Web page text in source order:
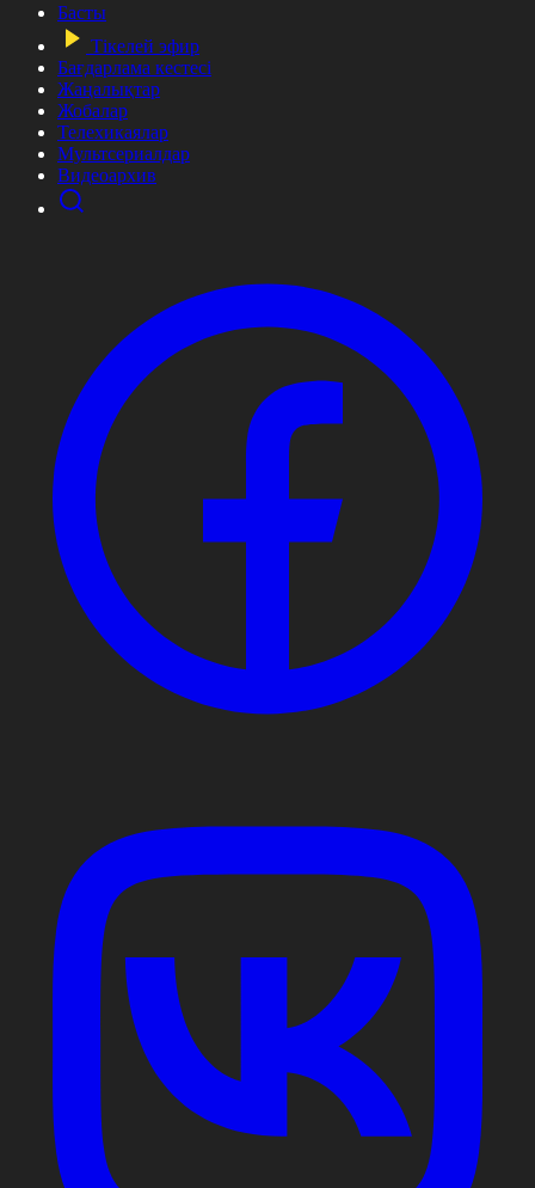
Басты
Тікелей эфир
Бағдарлама кестесі
Жаңалықтар
Жобалар
Телехикаялар
Мультсериалдар
Видеоархив